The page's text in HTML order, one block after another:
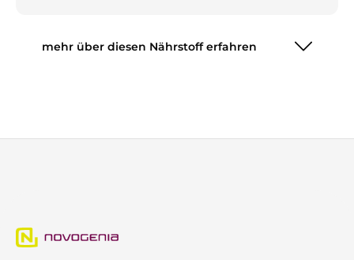
mehr über diesen Nährstoff erfahren